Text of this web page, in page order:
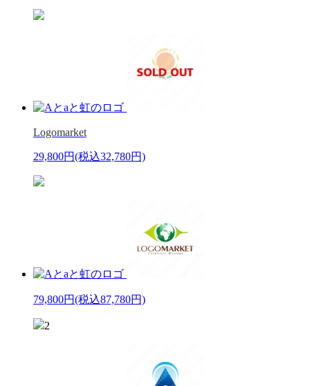
Logomarket
29,800円(税込32,780円)
79,800円(税込87,780円)
2